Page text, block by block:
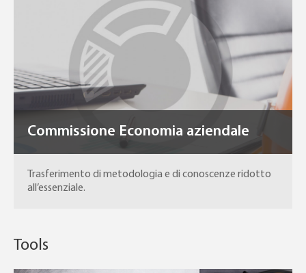
Commissione Economia aziendale
Trasferimento di metodologia e di conoscenze ridotto
all’essenziale.
Tools